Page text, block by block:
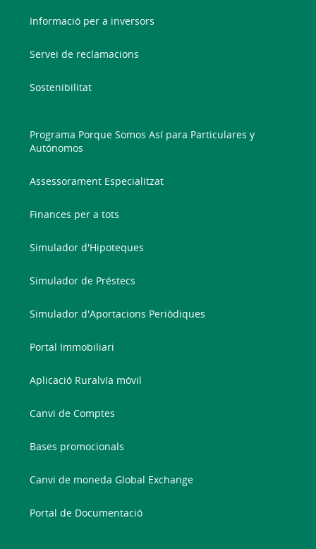
Informació per a inversors
Servei de reclamacions
Sostenibilitat
Programa Porque Somos Así para Particulares y
Autónomos
Assessorament Especialitzat
Finances per a tots
Simulador d'Hipoteques
Simulador de Préstecs
Simulador d'Aportacions Periòdiques
Portal Immobiliari
Aplicació Ruralvía móvil
Canvi de Comptes
Bases promocionals
Canvi de moneda Global Exchange
Portal de Documentació